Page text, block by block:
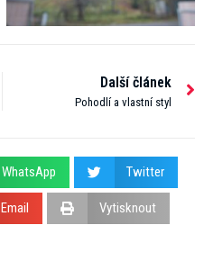
Další článek
Pohodlí a vlastní styl
WhatsApp Twitter
Email Vytisknout